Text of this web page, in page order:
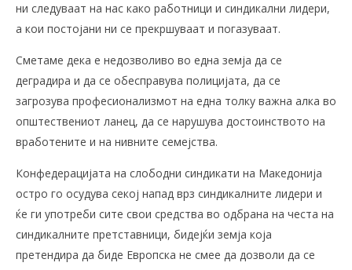
ни следуваат на нас како работници и синдикални лидери,
а кои постојани ни се прекршуваат и погазуваат.
Сметаме дека е недозволиво во една земја да се
деградира и да се обесправува полицијата, да се
загрозува професионализмот на една толку важна алка во
општествениот ланец, да се нарушува достоинството на
вработените и на нивните семејства.
Конфедерацијата на слободни синдикати на Македонија
остро го осудува секој напад врз синдикалните лидери и
ќе ги употреби сите свои средства во одбрана на честа на
синдикалните претставници, бидејќи земја која
претендира да биде Европска не смее да дозволи да се